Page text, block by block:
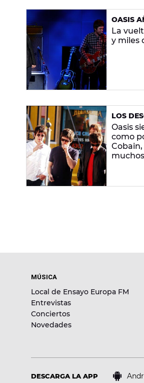
OASIS
La
y miles
LOS
DE
Oasis
como
MÚSICA
Local de Ensayo Europa FM
Entrevistas
Conciertos
Novedades
DESCARGA LA APP